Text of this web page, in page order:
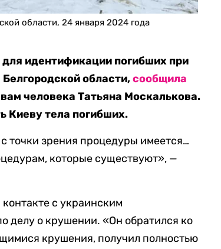
области, 24 января 2024 года
идентификации погибших при
области,сообщила
человека Татьяна Москалькова.
Киеву тела погибших.
точки зрения процедуры имеется…
которые существуют», —
с украинским
о крушении. «Он обратился ко
крушения, получил полностью